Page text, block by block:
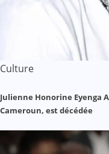
Culture
Julienne Honorine Eyenga
Cameroun, est décédée